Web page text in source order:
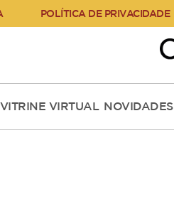
POLÍTICA DE PRIVACIDADE
VITRINE VIRTUAL NOVIDADES